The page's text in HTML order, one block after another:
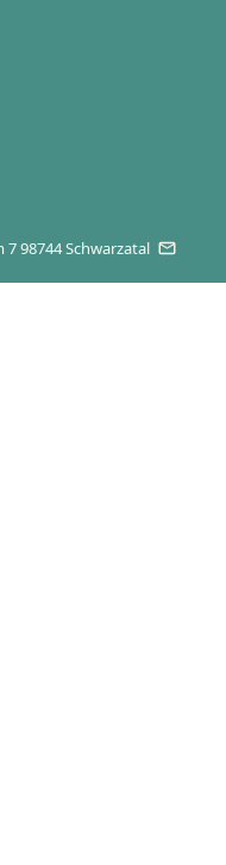
98744 Schwarzatal